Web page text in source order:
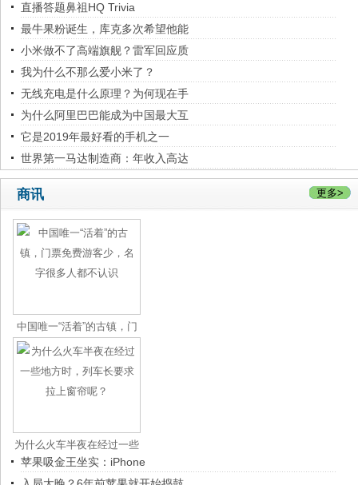
直播答题鼻祖HQ Trivia
最牛果粉诞生，库克多次希望他能
小米做不了高端旗舰？雷军回应质
我为什么不那么爱小米了？
无线充电是什么原理？为何现在手
为什么阿里巴巴能成为中国最大互
它是2019年最好看的手机之一
世界第一马达制造商：年收入高达
商讯 更多>
中国唯一“活着”的古镇，门
票免
为什么火车半夜在经过一些
地方时
苹果吸金王坐实：iPhone